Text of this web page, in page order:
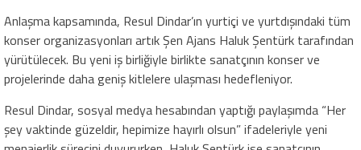
Anlaşma kapsamında, Resul Dindar’ın yurtiçi ve yurtdışındaki tüm
konser organizasyonları artık Şen Ajans Haluk Şentürk tarafından
yürütülecek. Bu yeni iş birliğiyle birlikte sanatçının konser ve
projelerinde daha geniş kitlelere ulaşması hedefleniyor.
Resul Dindar, sosyal medya hesabından yaptığı paylaşımda “Her
şey vaktinde güzeldir, hepimize hayırlı olsun” ifadeleriyle yeni